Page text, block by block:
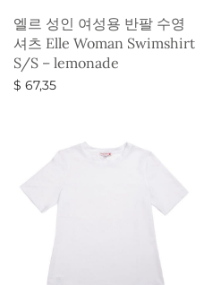
엘르 성인 여성용 반팔 수영
셔츠 Elle Woman Swimshirt
S/S – lemonade
$ 67,35